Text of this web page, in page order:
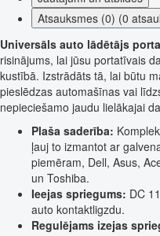
Atsauksmes (0) (0
Universāls auto lādētājs
risinājums, lai jūsu portatīvais
kustībā. Izstrādāts tā, lai būtu
pieslēdzas automašīnas vai
nepieciešamo jaudu lielākajai
Plaša saderība:
ļauj to izmantot ar
piemēram, Dell, Asus,
un Toshiba.
Ieejas spriegums: DC
auto kontaktligzdu.
Regulējams izejas